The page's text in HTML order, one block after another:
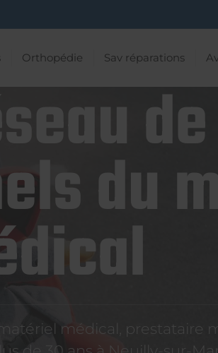
Orthopédie Sav réparations
de
du
médical, prestataire